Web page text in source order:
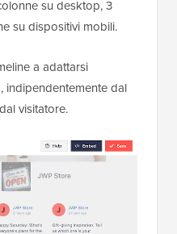
su desktop, 3
su dispositivi mobili.
a adattarsi
indipendentemente dal
visitatore.